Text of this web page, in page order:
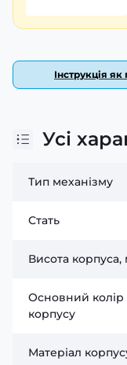
Інструкція
Усі
Тип механізму
Стать
Висота корпуса,
Основний колір
корпусу
Матеріал